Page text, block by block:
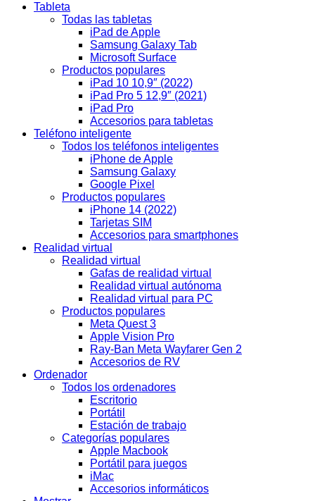
Tableta
Todas las tabletas
iPad de Apple
Samsung Galaxy Tab
Microsoft Surface
Productos populares
iPad 10 10,9″ (2022)
iPad Pro 5 12,9″ (2021)
iPad Pro
Accesorios para tabletas
Teléfono inteligente
Todos los teléfonos inteligentes
iPhone de Apple
Samsung Galaxy
Google Pixel
Productos populares
iPhone 14 (2022)
Tarjetas SIM
Accesorios para smartphones
Realidad virtual
Realidad virtual
Gafas de realidad virtual
Realidad virtual autónoma
Realidad virtual para PC
Productos populares
Meta Quest 3
Apple Vision Pro
Ray-Ban Meta Wayfarer Gen 2
Accesorios de RV
Ordenador
Todos los ordenadores
Escritorio
Portátil
Estación de trabajo
Categorías populares
Apple Macbook
Portátil para juegos
iMac
Accesorios informáticos